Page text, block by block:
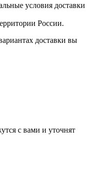
условия доставки
России.
доставки вы
с вами и уточнят